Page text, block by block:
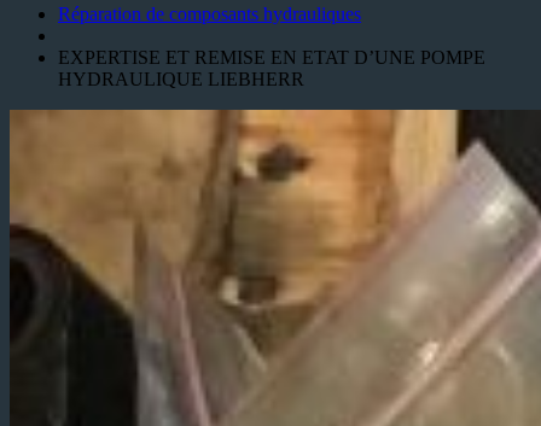
Réparation de composants hydrauliques
EXPERTISE ET REMISE EN ETAT D’UNE POMPE
HYDRAULIQUE LIEBHERR